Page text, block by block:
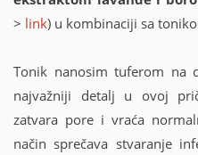
> link) u kombinaciji sa
Tonik nanosim tuferom na
najvažniji detalj u ovoj
zatvara pore i vraća
način sprečava stvaranje